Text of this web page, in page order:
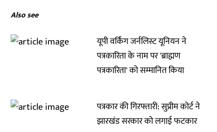
Also see
यूपी वर्किंग जर्नलिस्ट यूनियन ने
पत्रकारिता के नाम पर 'ब्राह्मण
पत्रकारिता' को सम्मानित किया
पत्रकार की गिरफ्तारी: सुप्रीम कोर्ट ने
झारखंड सरकार को लगाई फटकार